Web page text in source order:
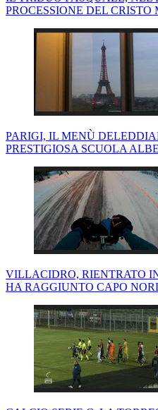
PROCESSIONE DEL CRISTO
PARIGI, IL MENÙ
PRESTIGIOSA SCUOLA
VILLACIDRO, RIENTRATO
HA RAGGIUNTO CAPO